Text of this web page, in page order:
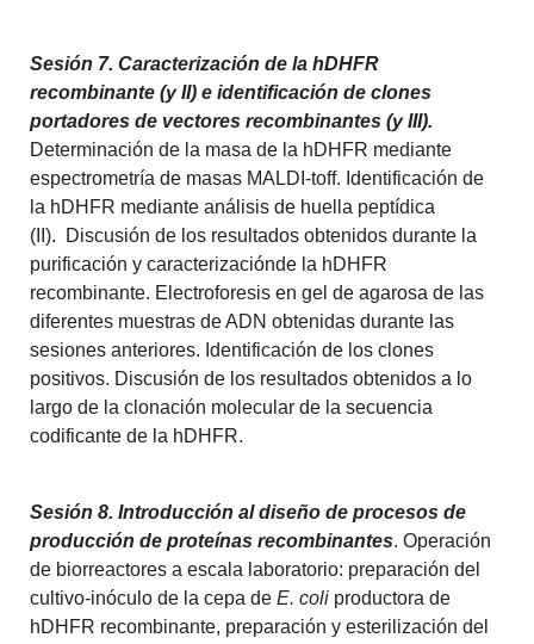
Sesión 7. Caracterización de la hDHFR
recombinante (y II) e identificación de clones
portadores de vectores recombinantes (y III).
Determinación de la masa de la hDHFR mediante
espectrometría de masas MALDI-toff. Identificación de
la hDHFR mediante análisis de huella peptídica
(II). Discusión de los resultados obtenidos durante la
purificación y caracterizaciónde la hDHFR
recombinante. Electroforesis en gel de agarosa de las
diferentes muestras de ADN obtenidas durante las
sesiones anteriores. Identificación de los clones
positivos. Discusión de los resultados obtenidos a lo
largo de la clonación molecular de la secuencia
codificante de la hDHFR.
Sesión 8. Introducción al diseño de procesos de
producción de proteínas recombinantes. Operación
de biorreactores a escala laboratorio: preparación del
cultivo-inóculo de la cepa deE. coli productora de
hDHFR recombinante, preparación y esterilización del